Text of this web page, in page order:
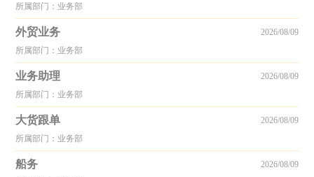
所属部门：业务部
外贸业务
所属部门：业务部
2026/08/09
业务助理
所属部门：业务部
2026/08/09
大货跟单
所属部门：业务部
2026/08/09
船务 2026/08/09